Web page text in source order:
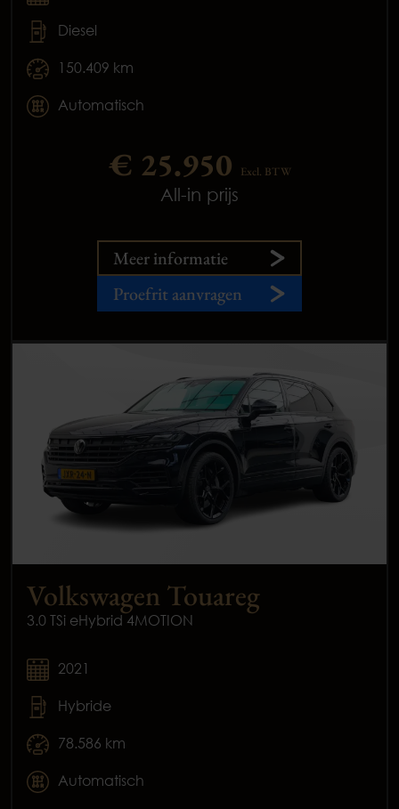
Diesel
150.409 km
Automatisch
€ 25.950 Excl. BTW
All-in prijs
Meer informatie
Proefrit aanvragen
Volkswagen Touareg
3.0 TSi eHybrid 4MOTION
2021
Hybride
78.586 km
Automatisch